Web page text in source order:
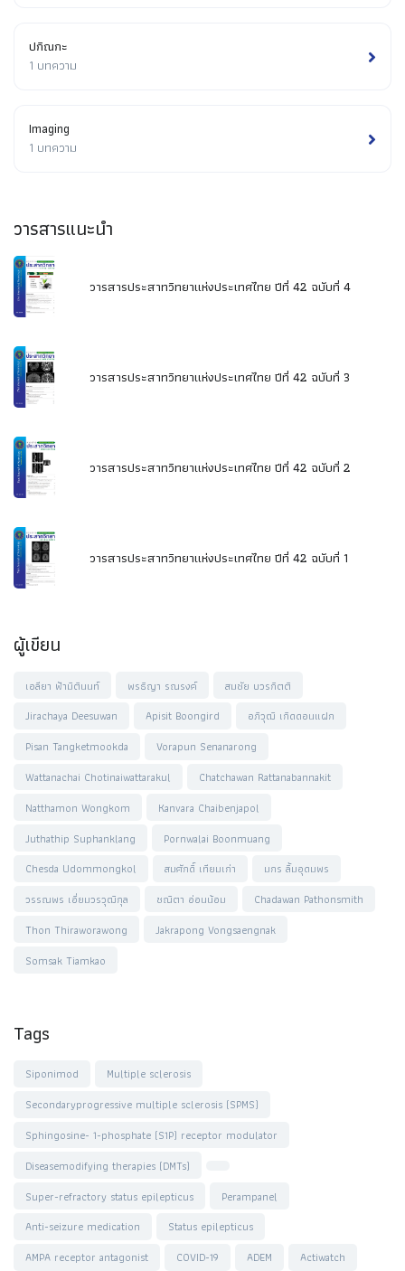
ปกิณกะ
1 บทความ
Imaging
1 บทความ
วารสารแนะนำ
วารสารประสาทวิทยาแห่งประเทศไทย ปีที่ 42 ฉบับที่ 4
วารสารประสาทวิทยาแห่งประเทศไทย ปีที่ 42 ฉบับที่ 3
วารสารประสาทวิทยาแห่งประเทศไทย ปีที่ 42 ฉบับที่ 2
วารสารประสาทวิทยาแห่งประเทศไทย ปีที่ 42 ฉบับที่ 1
ผู้เขียน
เอลียา ฟ้ามิตินนท์ พรธิญา รณรงค์
สมชัย บวรกิตติ
Jirachaya Deesuwan
Apisit Boongird
อภิวุฒิ เกิดดอนแฝก
Pisan Tangketmookda
Vorapun Senanarong
Wattanachai Chotinaiwattarakul
Chatchawan Rattanabannakit
Natthamon Wongkom
Kanvara Chaibenjapol
Juthathip Suphanklang
Pornwalai Boonmuang
Chesda Udommongkol
สมศักดิ์ เทียมเก่า
มกร ลิ้มอุดมพร
วรรณพร เอี่ยมวรวุฒิกุล
ชณิตา อ่อนน้อม
Chadawan Pathonsmith
Thon Thiraworawong
Jakrapong Vongsaengnak
Somsak Tiamkao
Tags
Siponimod
Multiple sclerosis
Secondaryprogressive multiple sclerosis (SPMS)
Sphingosine- 1-phosphate (S1P) receptor modulator
Diseasemodifying therapies (DMTs)
Super-refractory status epilepticus
Perampanel
Anti-seizure medication
Status epilepticus
AMPA receptor antagonist
COVID-19 ADEM
Actiwatch